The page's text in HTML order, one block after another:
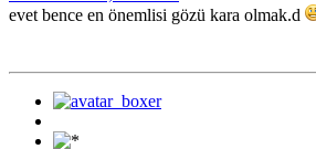
evet bence en önemlisi gözü kara olmak.d